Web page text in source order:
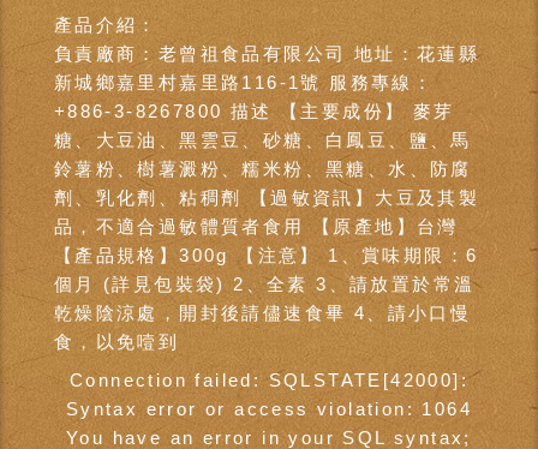
產品介紹：
負責廠商：老曾祖食品有限公司 地址：花蓮縣
新城鄉嘉里村嘉里路116-1號 服務專線：
+886-3-8267800 描述 【主要成份】 麥芽
糖、大豆油、黑雲豆、砂糖、白鳳豆、鹽、馬
鈴薯粉、樹薯澱粉、糯米粉、黑糖、水、防腐
劑、乳化劑、粘稠劑 【過敏資訊】大豆及其製
品，不適合過敏體質者食用 【原產地】台灣
【產品規格】300g 【注意】 1、賞味期限：6
個月 (詳見包裝袋) 2、全素 3、請放置於常溫
乾燥陰涼處，開封後請儘速食畢 4、請小口慢
食，以免噎到
Connection failed: SQLSTATE[42000]:
Syntax error or access violation: 1064
You have an error in your SQL syntax;